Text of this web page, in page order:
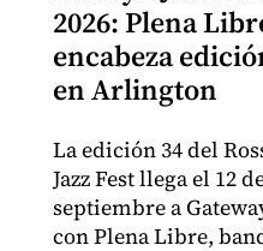
2026: Plena
encabeza
en Arlington
La edición 34 del
Jazz Fest llega el 12
septiembre a
con Plena Libre,